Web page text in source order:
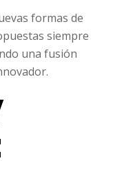
formas de
siempre
una fusión